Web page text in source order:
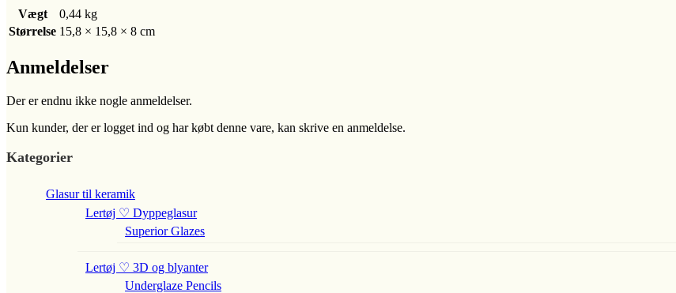
Vægt
0,44 kg
Størrelse 15,8 × 15,8 × 8 cm
Anmeldelser
Der er endnu ikke nogle anmeldelser.
Kun kunder, der er logget ind og har købt denne vare, kan skrive en anmeldelse.
Kategorier
Glasur til keramik
Lertøj ♡ Dyppeglasur
Superior Glazes
Lertøj ♡ 3D og blyanter
Underglaze Pencils